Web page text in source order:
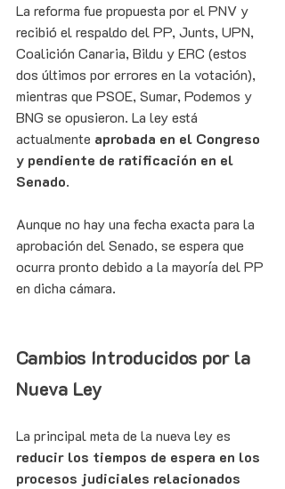
La reforma fue propuesta por el PNV y
recibió el respaldo del PP, Junts, UPN,
Coalición Canaria, Bildu y ERC (estos
dos últimos por errores en la votación),
mientras que PSOE, Sumar, Podemos y
BNG se opusieron. La ley está
actualmente aprobada en el Congreso
y pendiente de ratificación en el
Senado.
Aunque no hay una fecha exacta para la
aprobación del Senado, se espera que
ocurra pronto debido a la mayoría del PP
en dicha cámara.
Cambios Introducidos por la
Nueva Ley
La principal meta de la nueva ley es
reducir los tiempos de espera en los
procesos judiciales relacionados